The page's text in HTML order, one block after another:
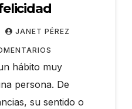
JANET PÉREZ
hábito muy
persona. De
su sentido o